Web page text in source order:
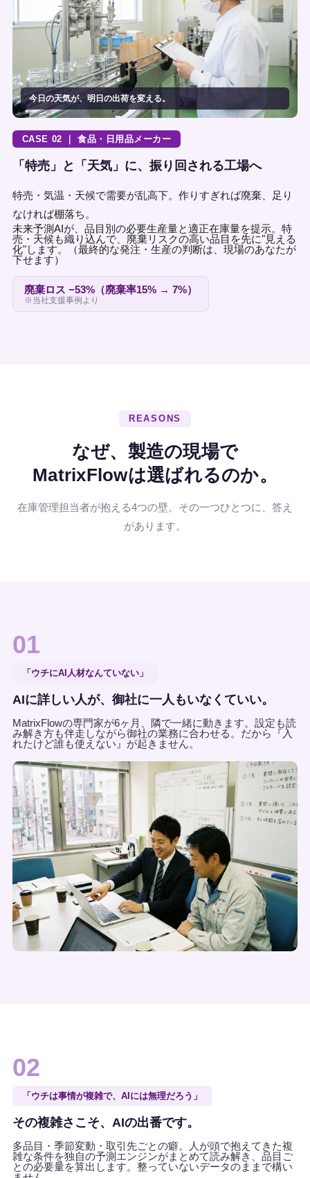
今日の天気が、明日の出荷を変える。
CASE 02 ｜ 食品・日用品メーカー
「特売」と「天気」に、振り回される工場へ
特売・気温・天候で需要が乱高下。作りすぎれば廃棄、足り
なければ棚落ち。
未来予測AIが、品目別の必要生産量と適正在庫量を提示。特
売・天候も織り込んで、廃棄リスクの高い品目を先に"見える
化"します。
（最終的な発注・生産の判断は、現場のあなたが
下せます）
廃棄ロス −53%（廃棄率15% → 7%）
※当社支援事例より
REASONS
なぜ、製造の現場で
MatrixFlowは選ばれるのか。
在庫管理担当者が抱える4つの壁。その一つひとつに、答え
があります。
01
「ウチにAI人材なんていない」
AIに詳しい人が、御社に一人もいなくていい。
MatrixFlowの専門家が6ヶ月、隣で一緒に動きます。設定も読
み解き方も伴走しながら御社の業務に合わせる。だから『入
れたけど誰も使えない』が起きません。
02
「ウチは事情が複雑で、AIには無理だろう」
その複雑さこそ、AIの出番です。
多品目・季節変動・取引先ごとの癖。人が頭で抱えてきた複
雑な条件を独自の予測エンジンがまとめて読み解き、品目ご
との必要量を算出します。整っていないデータのままで構い